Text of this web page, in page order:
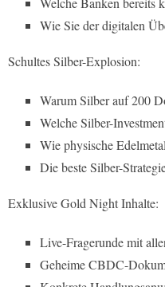
Wie Sie der digitalen
Schultes Silber-Explosion:
Warum Silber auf 200
Welche Silber-
Wie physische
Die beste Silber-
Exklusive Gold Night Inhalte:
Live-Fragerunde mit
Geheime CBDC-